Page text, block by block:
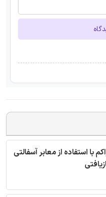
با استفاده از معابر آسفالتی